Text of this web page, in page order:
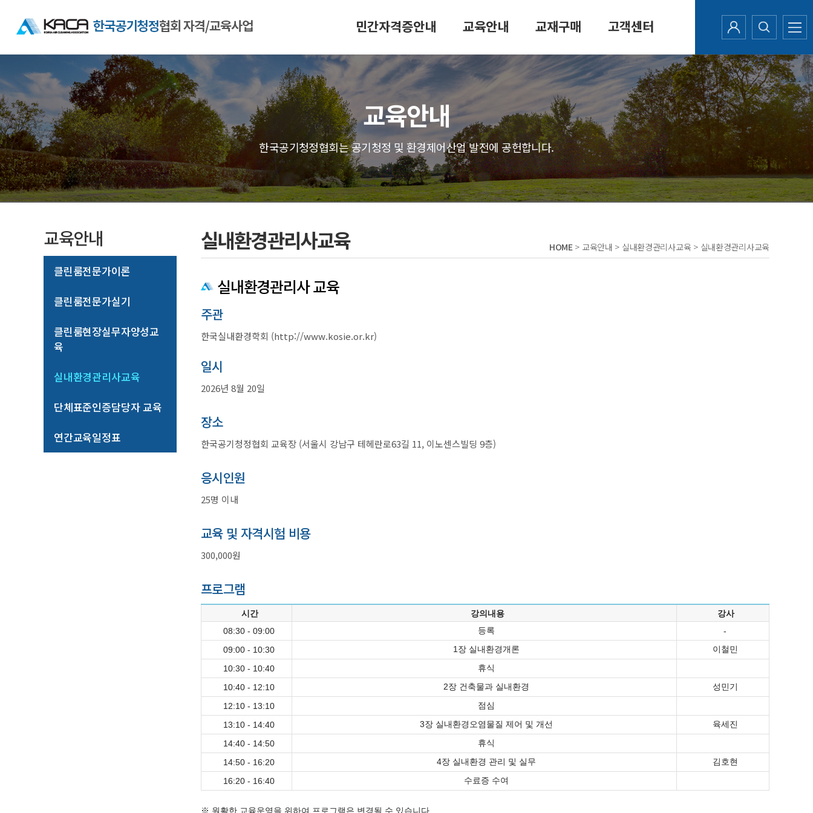
민간자격증안내 교육안내 교재구매 고객센터
교육안내
한국공기청정협회는 공기청정 및 환경제어산업 발전에 공헌합니다.
교육안내
클린룸전문가이론
클린룸전문가실기
클린룸현장실무자양성교
육
실내환경관리사교육
단체표준인증담당자 교육
연간교육일정표
실내환경관리사교육 HOME> 교육안내 > 실내환경관리사교육 > 실내환경관리사교육
실내환경관리사 교육
주관
한국실내환경학회 (http://www.kosie.or.kr)
일시
2026년 8월 20일
장소
한국공기청정협회 교육장 (서울시 강남구 테헤란로63길 11, 이노센스빌딩 9층)
응시인원
25명 이내
교육 및 자격시험 비용
300,000원
프로그램
시간 강의내용
강사
08:30 - 09:00
등록
-
09:00 - 10:30
1장 실내환경개론
이철민
10:30 - 10:40
휴식
10:40 - 12:10
2장 건축물과 실내환경
성민기
12:10 - 13:10
점심
13:10 - 14:40
3장 실내환경오염물질 제어 및 개선
육세진
14:40 - 14:50
휴식
14:50 - 16:20
4장 실내환경 관리 및 실무
김호현
16:20 - 16:40
수료증 수여
※ 원활한 교육운영을 위하여 프로그램은 변경될 수 있습니다.